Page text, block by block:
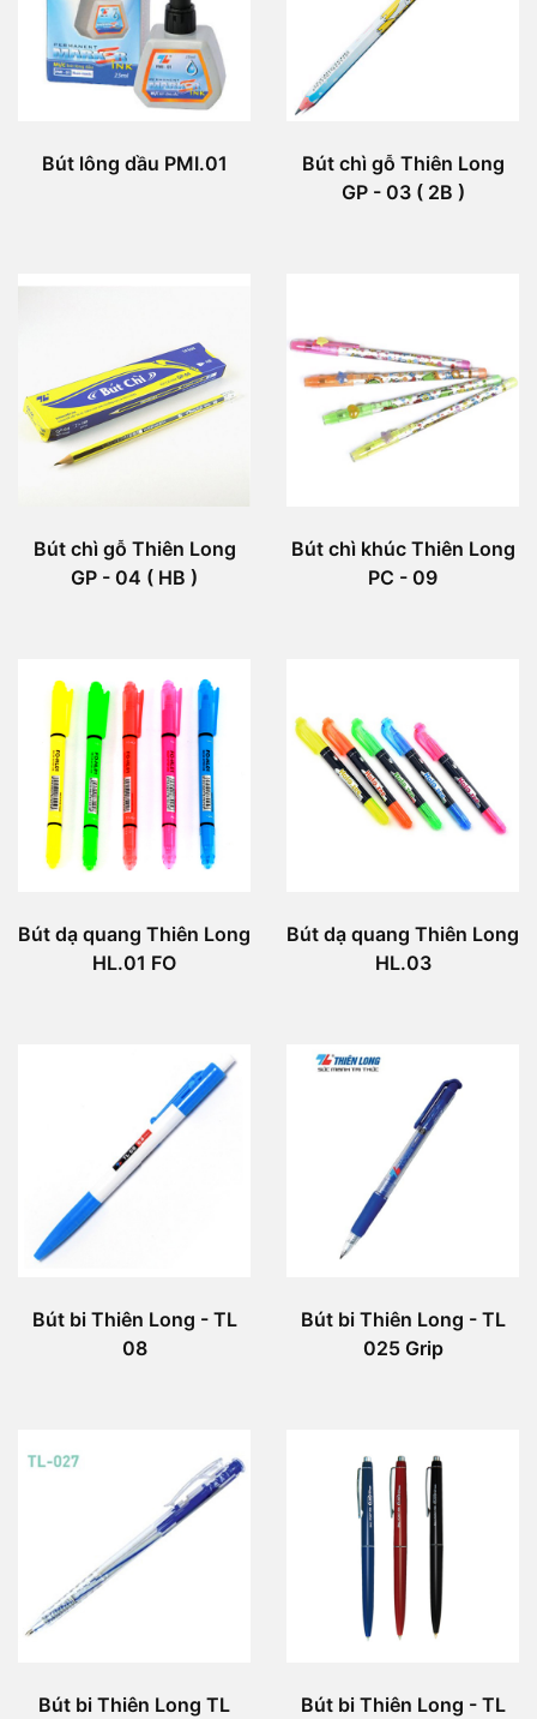
Bút lông dầu PMI.01
Bút chì gỗ Thiên Long
GP - 03 ( 2B )
Bút chì gỗ Thiên Long
GP - 04 ( HB )
Bút chì khúc Thiên Long
PC - 09
Bút dạ quang Thiên Long
HL.01 FO
Bút dạ quang Thiên Long
HL.03
Bút bi Thiên Long - TL
08
Bút bi Thiên Long - TL
025 Grip
Bút bi Thiên Long TL
Bút bi Thiên Long - TL